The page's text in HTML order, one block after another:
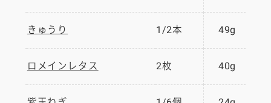
きゅうり 1/2本 49g
ロメインレタス 2枚 40g